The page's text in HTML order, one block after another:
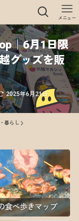
メニュー
｜6月1日限
グッズを販
2025年6月21日
暮らし
食べ歩きマップ